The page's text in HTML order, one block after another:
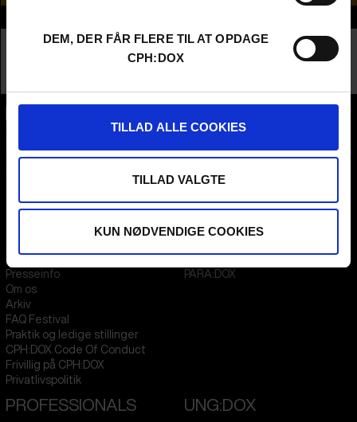
DEM, DER FÅR FLERE TIL AT OPDAGE
CPH:DOX
TILLAD ALLE COOKIES
TILLAD VALGTE
KUN NØDVENDIGE COOKIES
Nationalitet
United Kingdom
Leo Nelki Productions
Flæsketorvet 60, 3s
1711Copenhagen V
CVR31285569
FESTIVAL 2026 DA
Presseinfo
Om os
Arkiv
FAQ Festival
Praktik og ledige stillinger
CPH:DOX Code Of Conduct
Frivillig på CPH:DOX
Privatlivspolitik
STREAMING
PARA:DOX
PROFESSIONALS UNG:DOX